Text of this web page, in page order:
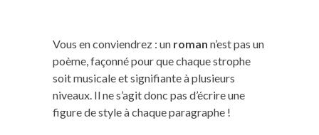
Vous en conviendrez : un roman n’est pas un
poème, façonné pour que chaque strophe
soit musicale et signifiante à plusieurs
niveaux. Il ne s’agit donc pas d’écrire une
figure de style à chaque paragraphe !